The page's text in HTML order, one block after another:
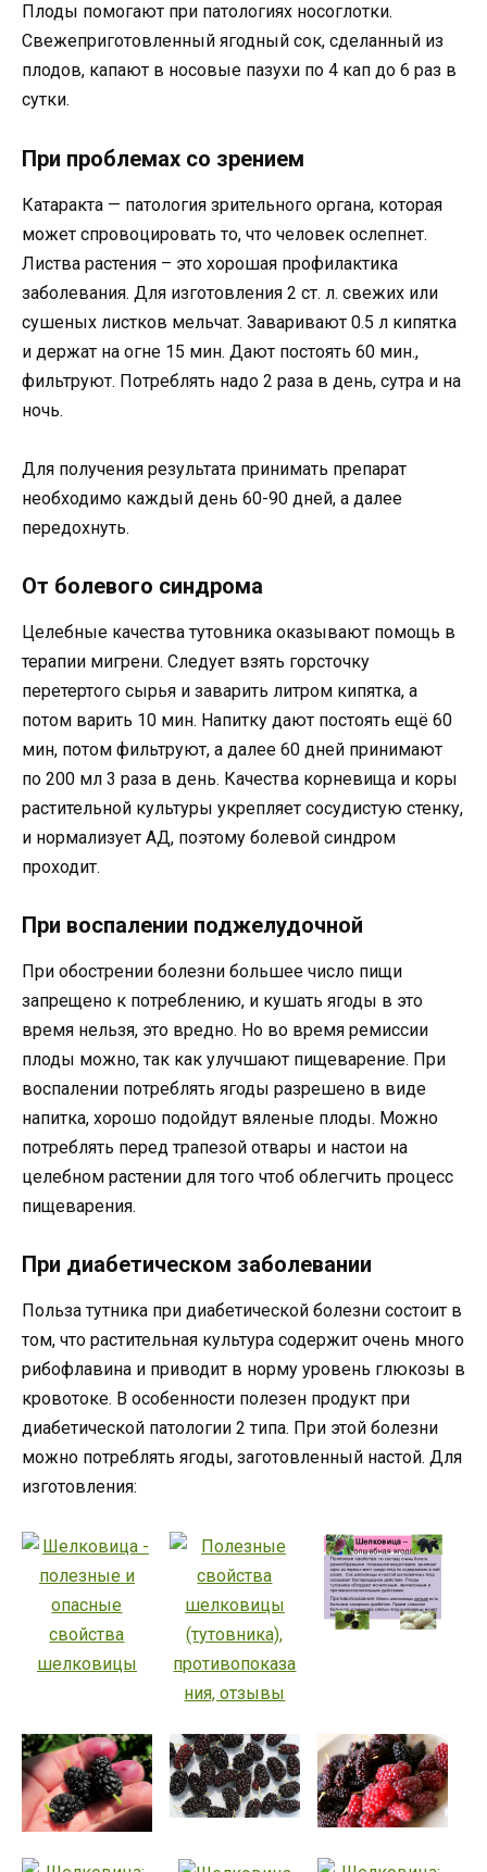
Плоды помогают при патологиях носоглотки.
Свежеприготовленный ягодный сок, сделанный из
плодов, капают в носовые пазухи по 4 кап до 6 раз в
сутки.
При проблемах со зрением
Катаракта — патология зрительного органа, которая
может спровоцировать то, что человек ослепнет.
Листва растения – это хорошая профилактика
заболевания. Для изготовления 2 ст. л. свежих или
сушеных листков мельчат. Заваривают 0.5 л кипятка
и держат на огне 15 мин. Дают постоять 60 мин.,
фильтруют. Потреблять надо 2 раза в день, сутра и на
ночь.
Для получения результата принимать препарат
необходимо каждый день 60-90 дней, а далее
передохнуть.
От болевого синдрома
Целебные качества тутовника оказывают помощь в
терапии мигрени. Следует взять горсточку
перетертого сырья и заварить литром кипятка, а
потом варить 10 мин. Напитку дают постоять ещё 60
мин, потом фильтруют, а далее 60 дней принимают
по 200 мл 3 раза в день. Качества корневища и коры
растительной культуры укрепляет сосудистую стенку,
и нормализует АД, поэтому болевой синдром
проходит.
При воспалении поджелудочной
При обострении болезни большее число пищи
запрещено к потреблению, и кушать ягоды в это
время нельзя, это вредно. Но во время ремиссии
плоды можно, так как улучшают пищеварение. При
воспалении потреблять ягоды разрешено в виде
напитка, хорошо подойдут вяленые плоды. Можно
потреблять перед трапезой отвары и настои на
целебном растении для того чтоб облегчить процесс
пищеварения.
При диабетическом заболевании
Польза тутника при диабетической болезни состоит в
том, что растительная культура содержит очень много
рибофлавина и приводит в норму уровень глюкозы в
кровотоке. В особенности полезен продукт при
диабетической патологии 2 типа. При этой болезни
можно потреблять ягоды, заготовленный настой. Для
изготовления: